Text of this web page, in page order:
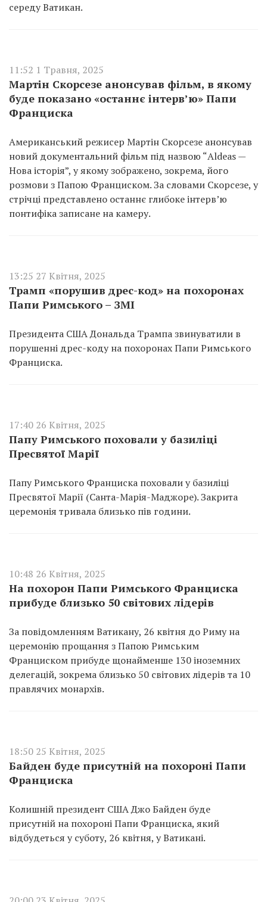
середу Ватикан.
11:52 1 Травня, 2025
Мартін Скорсезе анонсував фільм, в якому
буде показано «останнє інтерв’ю» Папи
Франциска
Американський режисер Мартін Скорсезе анонсував
новий документальний фільм під назвою “Aldeas —
Нова історія”, у якому зображено, зокрема, його
розмови з Папою Франциском. За словами Скорсезе, у
стрічці представлено останнє глибоке інтерв’ю
понтифіка записане на камеру.
13:25 27 Квітня, 2025
Трамп «порушив дрес-код» на похоронах
Папи Римського – ЗМІ
Президента США Дональда Трампа звинуватили в
порушенні дрес-коду на похоронах Папи Римського
Франциска.
17:40 26 Квітня, 2025
Папу Римського поховали у базиліці
Пресвятої Марії
Папу Римського Франциска поховали у базиліці
Пресвятої Марії (Санта-Марія-Маджоре). Закрита
церемонія тривала близько пів години.
10:48 26 Квітня, 2025
На похорон Папи Римського Франциска
прибуде близько 50 світових лідерів
За повідомленням Ватикану, 26 квітня до Риму на
церемонію прощання з Папою Римським
Франциском прибуде щонайменше 130 іноземних
делегацій, зокрема близько 50 світових лідерів та 10
правлячих монархів.
18:50 25 Квітня, 2025
Байден буде присутній на похороні Папи
Франциска
Колишній президент США Джо Байден буде
присутній на похороні Папи Франциска, який
відбудеться у суботу, 26 квітня, у Ватикані.